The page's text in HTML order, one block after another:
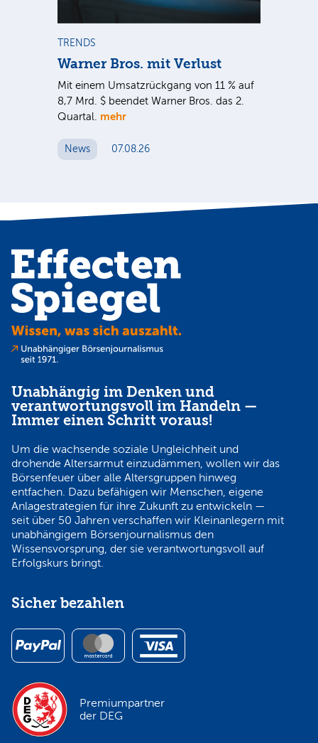
TRENDS
Warner Bros. mit Verlust
Mit einem Umsatzrückgang von 11 % auf
8,7 Mrd. $ beendet Warner Bros. das 2.
Quartal. mehr
News 07.08.26
Unabhängig im Denken und
verantwortungsvoll im Handeln —
Immer einen Schritt voraus!
Um die wachsende soziale Ungleichheit und
drohende Altersarmut einzudämmen, wollen wir das
Börsenfeuer über alle Altersgruppen hinweg
entfachen. Dazu befähigen wir Menschen, eigene
Anlagestrategien für ihre Zukunft zu entwickeln —
seit über 50 Jahren verschaffen wir Kleinanlegern mit
unabhängigem Börsenjournalismus den
Wissensvorsprung, der sie verantwortungsvoll auf
Erfolgskurs bringt.
Sicher bezahlen
Premiumpartner
der DEG